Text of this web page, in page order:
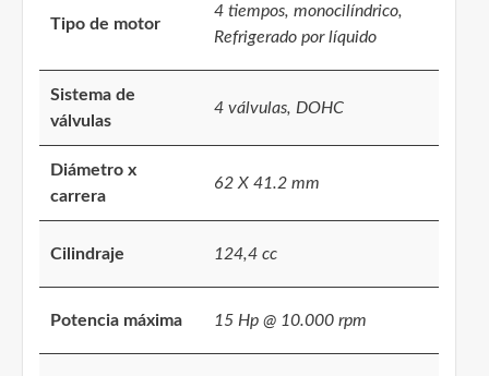
Tipo de motor
4 tiempos, monocilíndrico,
Refrigerado por líquido
Sistema de
válvulas
4 válvulas, DOHC
Diámetro x
carrera
62 X 41.2 mm
Cilindraje 124,4 cc
Potencia máxima 15 Hp @ 10.000 rpm